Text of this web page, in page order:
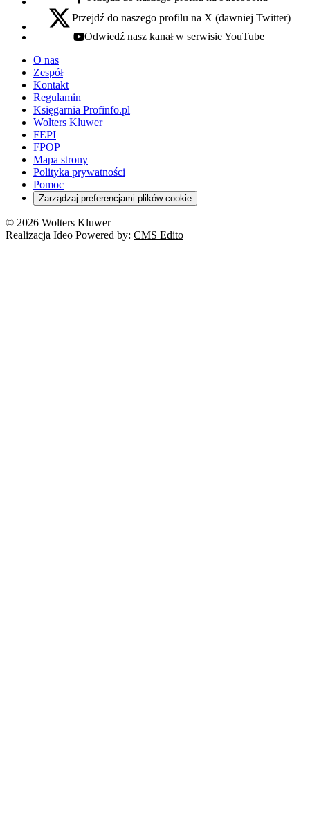
facebook - otwiera się w nowej karcie
x - otwiera się w nowej karcie
Przejdź do naszego profilu na X (dawniej Twitter)
youtube - otwiera się w nowej karcie
Odwiedź nasz kanał w serwisie YouTube
O nas
Zespół
Kontakt
Regulamin
Księgarnia Profinfo.pl
Wolters Kluwer
FEPI
FPOP
Mapa strony
Polityka prywatności
Pomoc
Zarządzaj preferencjami plików cookie
© 2026 Wolters Kluwer
Realizacja Ideo Powered by: CMS Edito